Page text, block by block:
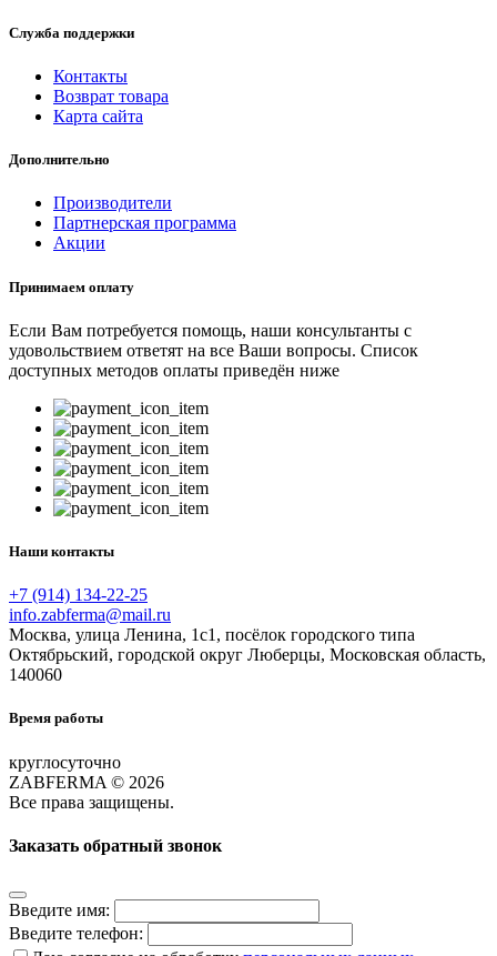
Служба поддержки
Контакты
Возврат товара
Карта сайта
Дополнительно
Производители
Партнерская программа
Акции
Принимаем оплату
Если Вам потребуется помощь, наши консультанты с
удовольствием ответят на все Ваши вопросы. Список
доступных методов оплаты приведён ниже
Наши контакты
+7 (914) 134-22-25
info.zabferma@mail.ru
Москва, улица Ленина, 1с1, посёлок городского типа
Октябрьский, городской округ Люберцы, Московская область,
140060
Время работы
круглосуточно
ZABFERMA © 2026
Все права защищены.
Заказать обратный звонок
Введите имя:
Введите телефон: